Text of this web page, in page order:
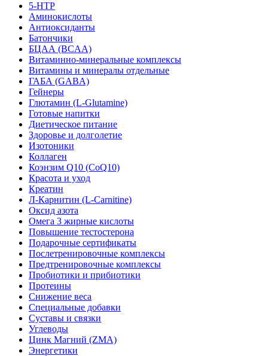
5-HTP
Аминокислоты
Антиоксиданты
Батончики
БЦАА (BCAA)
Витаминно-минеральные комплексы
Витамины и минералы отдельные
ГАБА (GABA)
Гейнеры
Глютамин (L-Glutamine)
Готовые напитки
Диетическое питание
Здоровье и долголетие
Изотоники
Коллаген
Коэнзим Q10 (CoQ10)
Красота и уход
Креатин
Л-Карнитин (L-Сarnitine)
Оксид азота
Омега 3 жирные кислоты
Повышение тестостерона
Подарочные сертификаты
Послетренировочные комплексы
Предтренировочные комплексы
Пробиотики и прибиотики
Протеины
Снижение веса
Специальные добавки
Суставы и связки
Углеводы
Цинк Магний (ZMA)
Энергетики